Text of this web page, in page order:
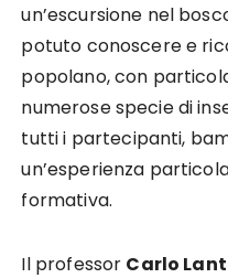
un’escursione nel
potuto conoscere e
popolano, con
numerose specie di
tutti i partecipanti,
un’esperienza
formativa.
Il professor Carlo